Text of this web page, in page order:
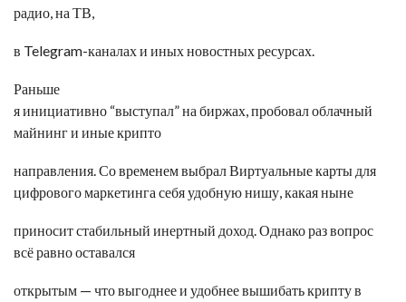
радио, на ТВ,
в Telegram-каналах и иных новостных ресурсах.
Раньше
я инициативно “выступал” на биржах, пробовал облачный
майнинг и иные крипто
направления. Со временем выбралВиртуальные карты для
цифрового маркетинга себя удобную нишу, какая ныне
приносит стабильный инертный доход. Однако раз вопрос
всё равно оставался
открытым — что выгоднее и удобнее вышибать крипту в